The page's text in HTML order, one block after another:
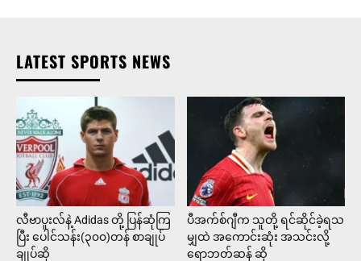
LATEST SPORTS NEWS
လီဗာပူးလ်နဲ့ Adidas တို့ ပြန်ဆုံကြ
ပြီး ပေါင်သန်း(၃၀၀)တန် စာချုပ်
ချုပ်ဆို
ပီအက်စ်ဂျီက သူတို့ ရင်ဆိုင်ခဲ့ရသ
မျှထဲ အကောင်းဆုံး အသင်းလို့
ရောဘတ်ဆန် ဆို